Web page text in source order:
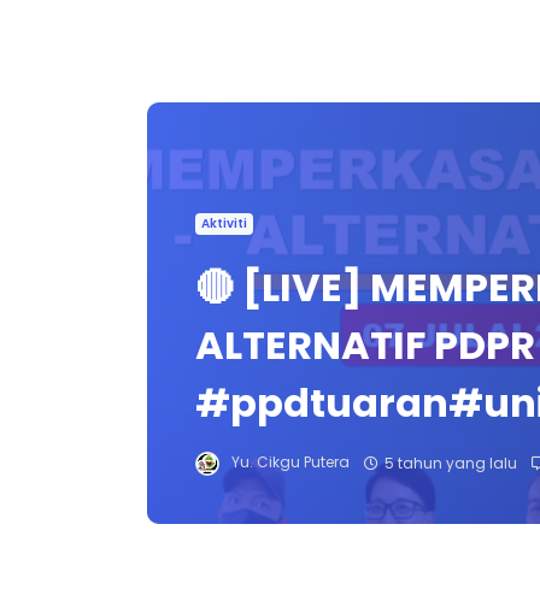
Aktiviti
🔴 [LIVE]
ALTERNATIF
Yu. Cikgu Putera 5 tahun yang lalu